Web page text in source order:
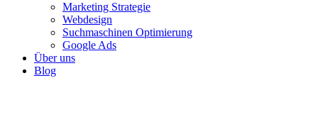
Marketing Strategie
Webdesign
Suchmaschinen Optimierung
Google Ads
Über uns
Blog